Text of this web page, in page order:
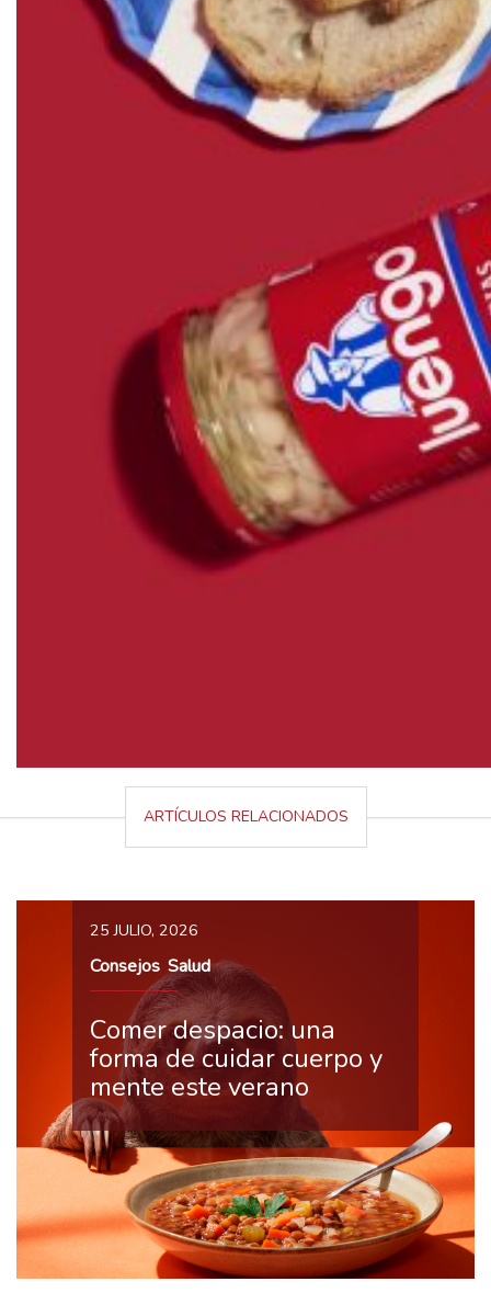
ARTÍCULOS RELACIONADOS
25 JULIO, 2026
Consejos, Salud
Comer despacio: una
forma de cuidar cuerpo y
mente este verano